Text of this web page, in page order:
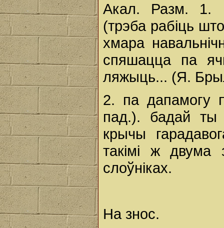
Акал. Разм. 1.
(трэба рабіць
хмара
спяшацца па
ляжыць... (Я.
2. па дапамогу
пад.). бадай ты
крычы
такімі ж двума
слоўніках.
На знос.